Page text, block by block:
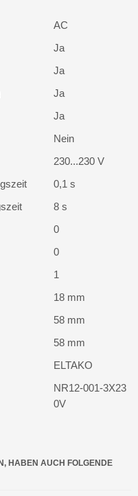
AC
Ja
Ja
Ja
Ja
Nein
230...230 V
0,1 s
8 s
0
0
1
18 mm
58 mm
58 mm
ELTAKO
NR12-001-3X23
0V
HABEN AUCH FOLGENDE